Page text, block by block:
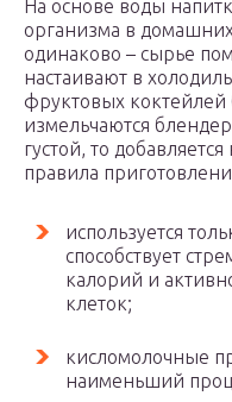
На основе воды
организма в домашних
одинаково – сырье
настаивают в
фруктовых
измельчаются
густой, то
правила
используется
способствует
калорий и
клеток;
кисломолочные
наименьший